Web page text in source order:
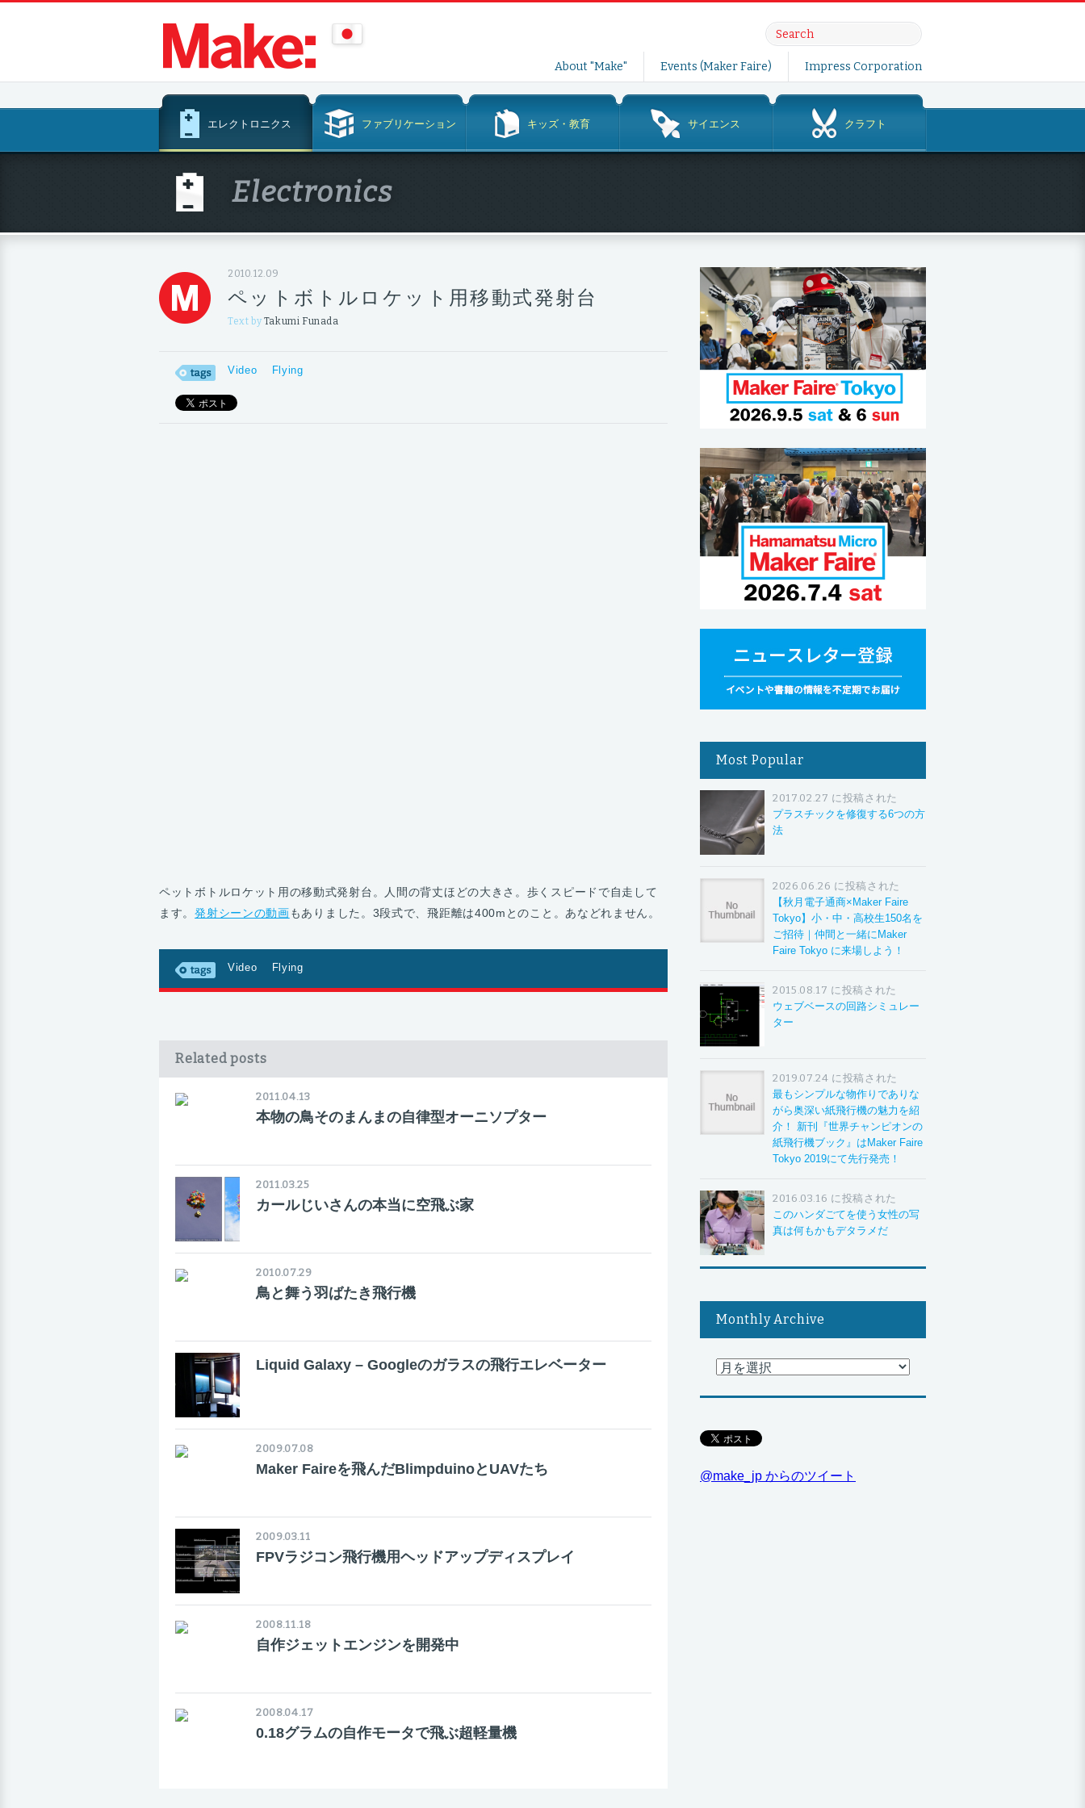
テ
ツ
へ
About "Make" Events (Maker Faire) Impress Corporation
テ
ス
エレクトロニクス ファブリケーション キッズ・教育 サイエンス クラフト
Electronics
2010.12.09
ペットボトルロケット用移動式発射台
Text by Takumi Funada
Video Flying
ペットボトルロケット用の移動式発射台。人間の背丈ほどの大きさ。歩くスピードで自走して
ます。発射シーンの動画もありました。3段式で、飛距離は400mとのこと。あなどれません。
Video Flying
Related posts
2011.04.13
本物の鳥そのまんまの自律型オーニソプター
2011.03.25
カールじいさんの本当に空飛ぶ家
2010.07.29
鳥と舞う羽ばたき飛行機
Liquid Galaxy – Googleのガラスの飛行エレベーター
2009.07.08
Maker Faireを飛んだBlimpduinoとUAVたち
2009.03.11
FPVラジコン飛行機用ヘッドアップディスプレイ
2008.11.18
自作ジェットエンジンを開発中
2008.04.17
0.18グラムの自作モータで飛ぶ超軽量機
Most Popular
2017.02.27 に投稿された
プラスチックを修復する6つの方
法
2026.06.26 に投稿された
【秋月電子通商×Maker Faire
Tokyo】小・中・高校生150名を
ご招待｜仲間と一緒にMaker
Faire Tokyo に来場しよう！
2015.08.17 に投稿された
ウェブベースの回路シミュレー
ター
2019.07.24 に投稿された
最もシンプルな物作りでありな
がら奥深い紙飛行機の魅力を紹
介！ 新刊『世界チャンピオンの
紙飛行機ブック』はMaker Faire
Tokyo 2019にて先行発売！
2016.03.16 に投稿された
このハンダごてを使う女性の写
真は何もかもデタラメだ
Monthly Archive
@make_jp からのツイート